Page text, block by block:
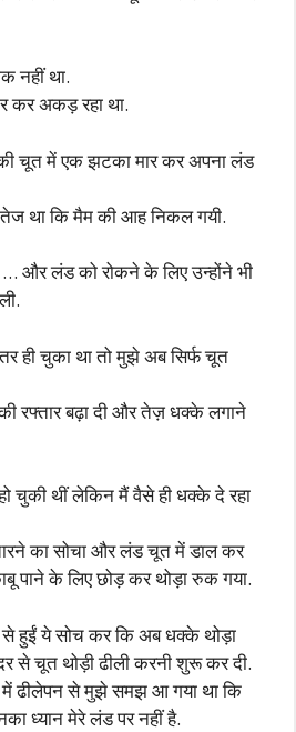
नहीं था.
कर अकड़ रहा था.
चूत में एक झटका मार कर अपना लंड
था कि मैम की आह निकल गयी.
… और लंड को रोकने के लिए उन्होंने भी
ही चुका था तो मुझे अब सिर्फ चूत
रफ्तार बढ़ा दी और तेज़ धक्के लगाने
थीं लेकिन मैं वैसे ही धक्के दे रहा
का सोचा और लंड चूत में डाल कर
पाने के लिए छोड़ कर थोड़ा रुक गया.
से हुईं ये सोच कर कि अब धक्के थोड़ा
से चूत थोड़ी ढीली करनी शुरू कर दी.
में ढीलेपन से मुझे समझ आ गया था कि
ध्यान मेरे लंड पर नहीं है.